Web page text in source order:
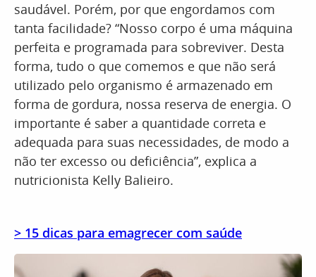
saudável. Porém, por que engordamos com
tanta facilidade? “Nosso corpo é uma máquina
perfeita e programada para sobreviver. Desta
forma, tudo o que comemos e que não será
utilizado pelo organismo é armazenado em
forma de gordura, nossa reserva de energia. O
importante é saber a quantidade correta e
adequada para suas necessidades, de modo a
não ter excesso ou deficiência”, explica a
nutricionista Kelly Balieiro.
> 15 dicas para emagrecer com saúde